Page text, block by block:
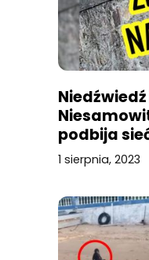
podbija
1 sierpnia, 2023